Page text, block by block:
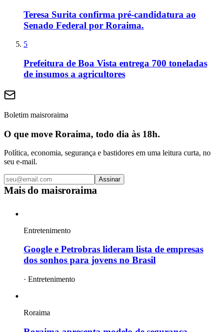
Teresa Surita confirma pré-candidatura ao
Senado Federal por Roraima.
5
Prefeitura de Boa Vista entrega 700 toneladas
de insumos a agricultores
Boletim maisroraima
O que move Roraima, todo dia às 18h.
Política, economia, segurança e bastidores em uma leitura curta, no
seu e-mail.
Assinar
Mais do maisroraima
Entretenimento
Google e Petrobras lideram lista de empresas
dos sonhos para jovens no Brasil
· Entretenimento
Roraima